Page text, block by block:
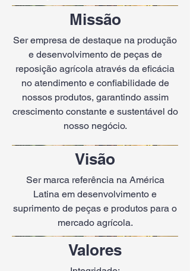
Missão
Ser empresa de destaque na produção
e desenvolvimento de peças de
reposição agrícola através da eficácia
no atendimento e confiabilidade de
nossos produtos, garantindo assim
crescimento constante e sustentável do
nosso negócio.
Visão
Ser marca referência na América
Latina em desenvolvimento e
suprimento de peças e produtos para o
mercado agrícola.
Valores